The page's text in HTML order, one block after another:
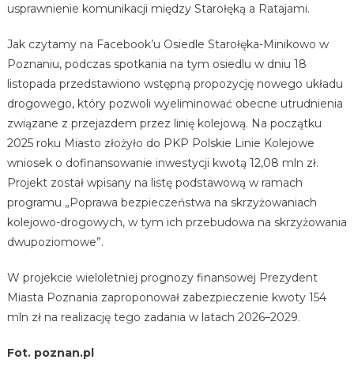
usprawnienie komunikacji między Starołęką a Ratajami.
Jak czytamy na Facebook’u Osiedle Starołęka-Minikowo w
Poznaniu, podczas spotkania na tym osiedlu w dniu 18
listopada przedstawiono wstępną propozycję nowego układu
drogowego, który pozwoli wyeliminować obecne utrudnienia
związane z przejazdem przez linię kolejową. Na początku
2025 roku Miasto złożyło do PKP Polskie Linie Kolejowe
wniosek o dofinansowanie inwestycji kwotą 12,08 mln zł.
Projekt został wpisany na listę podstawową w ramach
programu „Poprawa bezpieczeństwa na skrzyżowaniach
kolejowo-drogowych, w tym ich przebudowa na skrzyżowania
dwupoziomowe”.
W projekcie wieloletniej prognozy finansowej Prezydent
Miasta Poznania zaproponował zabezpieczenie kwoty 154
mln zł na realizację tego zadania w latach 2026–2029.
Fot. poznan.pl